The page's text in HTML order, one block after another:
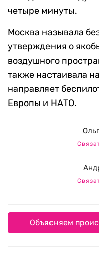
четыре минуты.
Москва называла
утверждения о
воздушного
также настаивала
направляет
Европы и НАТО.
Объясняем